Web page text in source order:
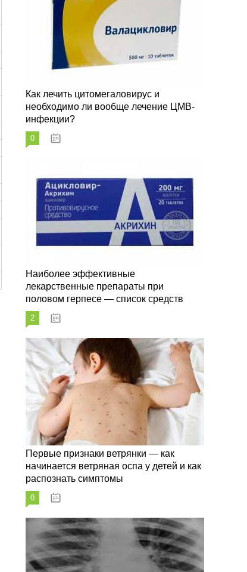
Как лечить цитомегаловирус и
необходимо ли вообще лечение ЦМВ-
инфекции?
0
Наиболее эффективные
лекарственные препараты при
половом герпесе — список средств
2
Первые признаки ветрянки — как
начинается ветряная оспа у детей и как
распознать симптомы
0